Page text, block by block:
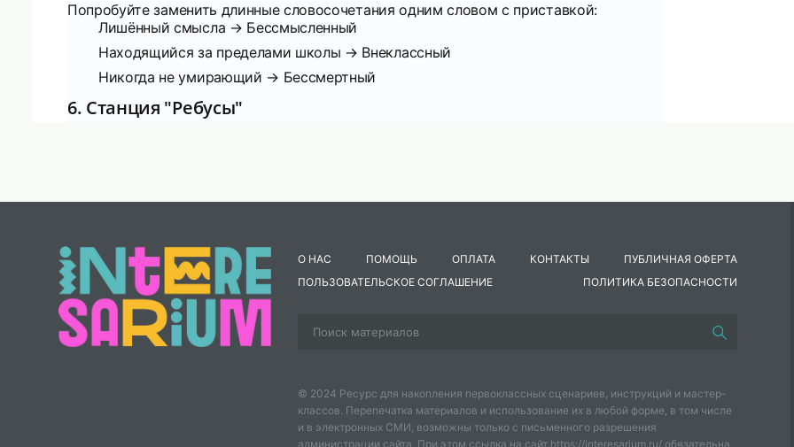
Попробуйте заменить длинные словосочетания одним словом с приставкой:
Лишённый смысла → Бессмысленный
Находящийся за пределами школы → Внеклассный
Никогда не умирающий → Бессмертный
6. Станция "Ребусы"
8. Творческий этап
Завершим мероприятие конкурсом на лучшую иллюстрацию букв русского алфавита. Пусть ваша
Итоги мероприятия:
Победители получат заслуженные награды, а главное — заряд вдохновения и любви к родному языку.
"Берегите наш язык, наш прекрасный русский язык, это клад, это достояние, переданное нам
О НАС ПОМОЩЬ ОПЛАТА КОНТАКТЫ
ПУБЛИЧНАЯ ОФЕРТА
ПОЛЬЗОВАТЕЛЬСКОЕ СОГЛАШЕНИЕ
ПОЛИТИКА БЕЗОПАСНОСТИ
© 2024 Ресурс для накопления первоклассных сценариев, инструкций и мастер-
классов. Перепечатка материалов и использование их в любой форме, в том числе
и в электронных СМИ, возможны только с письменного разрешения
администрации сайта. При этом ссылка на сайт https://interesarium.ru/ обязательна.